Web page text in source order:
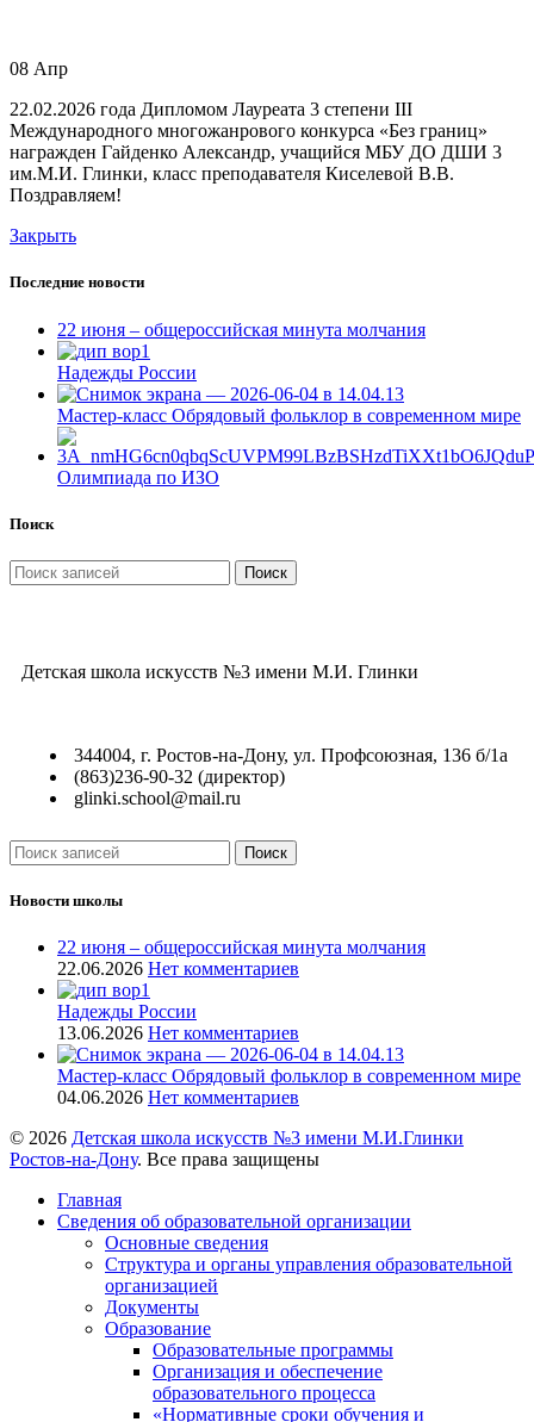
08 Апр
22.02.2026 года Дипломом Лауреата 3 степени III
Международного многожанрового конкурса «Без границ»
награжден Гайденко Александр, учащийся МБУ ДО ДШИ 3
им.М.И. Глинки, класс преподавателя Киселевой В.В.
Поздравляем!
Закрыть
Последние новости
22 июня – общероссийская минута молчания
Надежды России
Мастер-класс Обрядовый фольклор в современном мире
Олимпиада по ИЗО
Поиск
Поиск
Детская школа искусств №3 имени М.И. Глинки
344004, г. Ростов-на-Дону, ул. Профсоюзная, 136 б/1а
(863)236-90-32 (директор)
glinki.school@mail.ru
Поиск
Новости школы
22 июня – общероссийская минута молчания
22.06.2026 Нет комментариев
Надежды России
13.06.2026 Нет комментариев
Мастер-класс Обрядовый фольклор в современном мире
04.06.2026 Нет комментариев
© 2026 Детская школа искусств №3 имени М.И.Глинки
Ростов-на-Дону. Все права защищены
Главная
Сведения об образовательной организации
Основные сведения
Структура и органы управления образовательной
организацией
Документы
Образование
Образовательные программы
Организация и обеспечение
образовательного процесса
«Нормативные сроки обучения и